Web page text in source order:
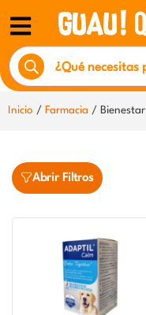
contenido
Búsqueda
de
productos
Inicio / Farmacia / Bienestar
Abrir Filtros